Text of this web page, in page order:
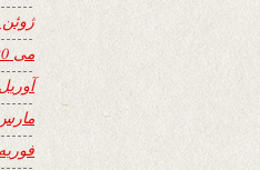
ژوئن 2020
می 2020
آوریل 2020
مارس
فوریه 2020